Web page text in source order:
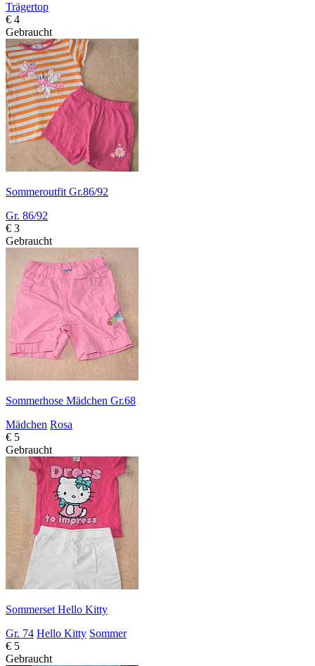
Trägertop
€ 4
Gebraucht
Sommeroutfit Gr.86/92
Gr. 86/92
€ 3
Gebraucht
Sommerhose Mädchen Gr.68
Mädchen Rosa
€ 5
Gebraucht
Sommerset Hello Kitty
Gr. 74 Hello Kitty Sommer
€ 5
Gebraucht